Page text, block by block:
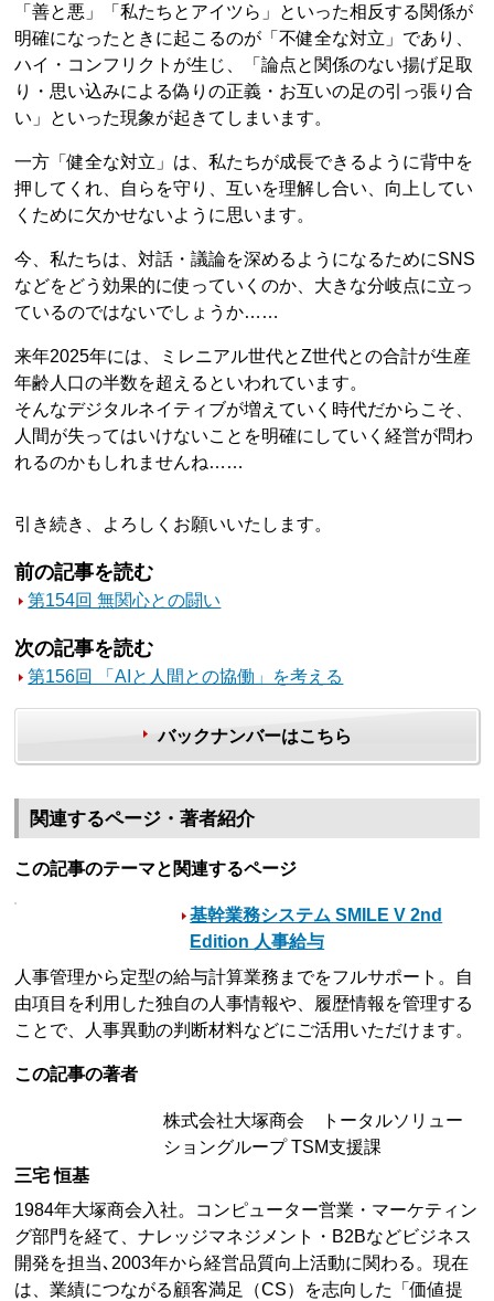
「善と悪」「私たちとアイツら」といった相反する関係が
明確になったときに起こるのが「不健全な対立」であり、
ハイ・コンフリクトが生じ、「論点と関係のない揚げ足取
り・思い込みによる偽りの正義・お互いの足の引っ張り合
い」といった現象が起きてしまいます。
一方「健全な対立」は、私たちが成長できるように背中を
押してくれ、自らを守り、互いを理解し合い、向上してい
くために欠かせないように思います。
今、私たちは、対話・議論を深めるようになるためにSNS
などをどう効果的に使っていくのか、大きな分岐点に立っ
ているのではないでしょうか……
来年2025年には、ミレニアル世代とZ世代との合計が生産
年齢人口の半数を超えるといわれています。
そんなデジタルネイティブが増えていく時代だからこそ、
人間が失ってはいけないことを明確にしていく経営が問わ
れるのかもしれませんね……
引き続き、よろしくお願いいたします。
前の記事を読む
第154回 無関心との闘い
次の記事を読む
第156回 「AIと人間との協働」を考える
バックナンバーはこちら
関連するページ・著者紹介
この記事のテーマと関連するページ
基幹業務システム SMILE V 2nd
Edition 人事給与
人事管理から定型の給与計算業務までをフルサポート。自
由項目を利用した独自の人事情報や、履歴情報を管理する
ことで、人事異動の判断材料などにご活用いただけます。
この記事の著者
株式会社大塚商会 トータルソリュー
ショングループ TSM支援課
三宅 恒基
1984年大塚商会入社。コンピューター営業・マーケティン
グ部門を経て、ナレッジマネジメント・B2Bなどビジネス
開発を担当､2003年から経営品質向上活動に関わる。現在
は、業績につながる顧客満足（CS）を志向した「価値提